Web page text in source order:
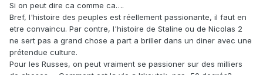
Si on peut dire ca comme ca….
Bref, l'histoire des peuples est réellement passionante, il faut en
etre convaincu. Par contre, l'histoire de Staline ou de Nicolas 2
ne sert pas a grand chose a part a briller dans un diner avec une
prétendue culture.
Pour les Russes, on peut vraiment se passioner sur des milliers